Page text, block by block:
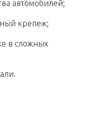
автомобилей;
крепеж;
в сложных